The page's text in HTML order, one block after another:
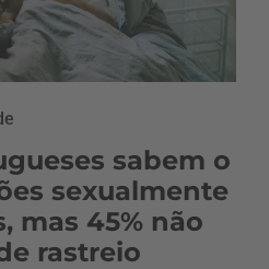
sabem o
sexualmente
mas 45% não
rastreio